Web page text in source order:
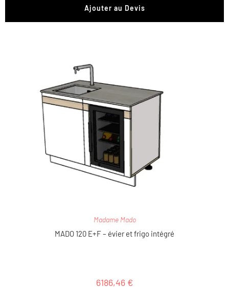
Ajouter au Devis
Madame Mado
MADO 120 E+F – évier et frigo intégré
6186,46 €